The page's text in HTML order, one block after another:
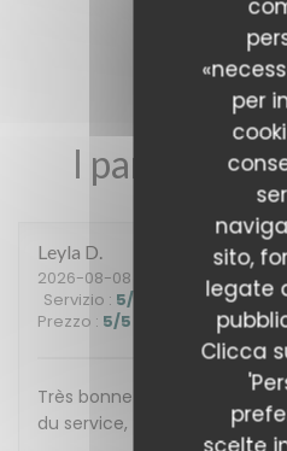
per
sito,
legate
Clicca
scelte
I pareri dei
Leyla D
2026-08-08 - 13:00 - Ospiti 3
Servizio : 5/5 Atmosfera:5/5
Prezzo : 5/5
Très bonne découverte.
du service, très chaleureux.